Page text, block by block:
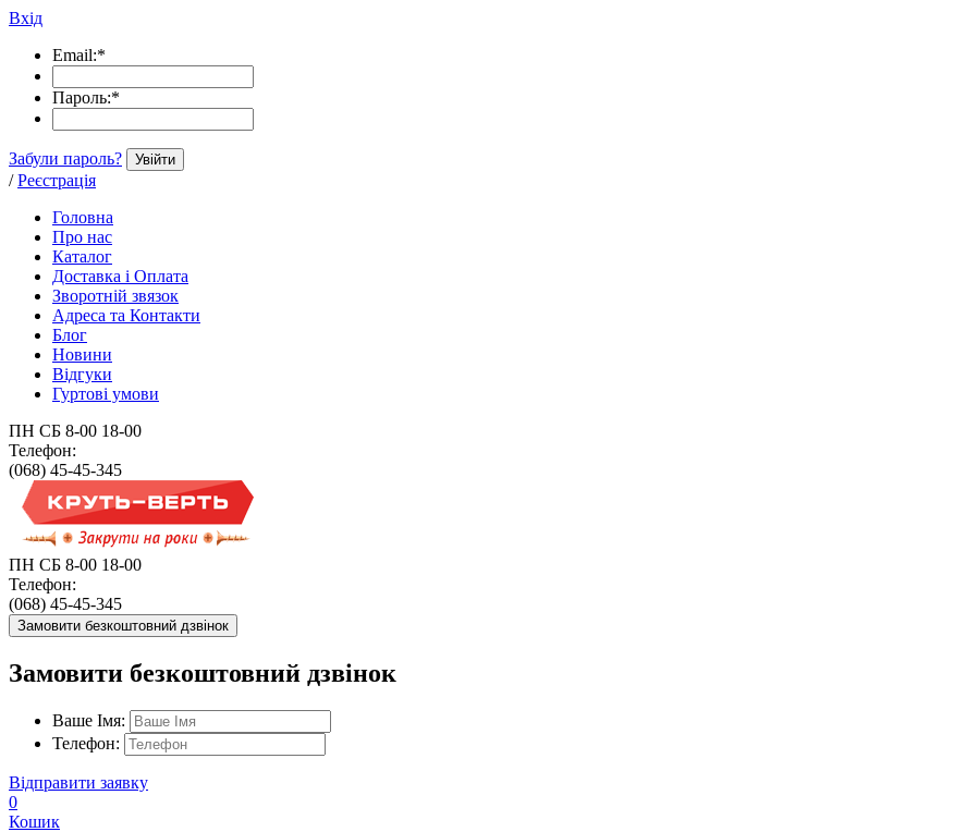
Вхід
Email:*
Пароль:*
Забули пароль? Увійти
/ Реєстрація
Головна
Про нас
Каталог
Доставка і Оплата
Зворотній звязок
Адреса та Контакти
Блог
Новини
Відгуки
Гуртові умови
ПН СБ 8-00 18-00
Телефон:
(068) 45-45-345
ПН СБ 8-00 18-00
Телефон:
(068) 45-45-345
Замовити безкоштовний дзвінок
Замовити безкоштовний дзвінок
Ваше Імя:
Телефон:
Відправити заявку
0
Кошик